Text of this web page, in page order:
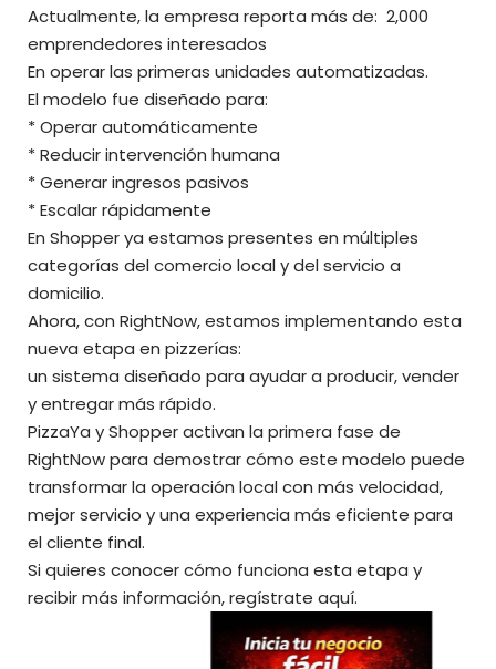
Actualmente, la empresa reporta más de: 2,000
emprendedores interesados
En operar las primeras unidades automatizadas.
El modelo fue diseñado para:
* Operar automáticamente
* Reducir intervención humana
* Generar ingresos pasivos
* Escalar rápidamente
En Shopper ya estamos presentes en múltiples
categorías del comercio local y del servicio a
domicilio.
Ahora, con RightNow, estamos implementando esta
nueva etapa en pizzerías:
un sistema diseñado para ayudar a producir, vender
y entregar más rápido.
PizzaYa y Shopper activan la primera fase de
RightNow para demostrar cómo este modelo puede
transformar la operación local con más velocidad,
mejor servicio y una experiencia más eficiente para
el cliente final.
Si quieres conocer cómo funciona esta etapa y
recibir más información, regístrate aquí.